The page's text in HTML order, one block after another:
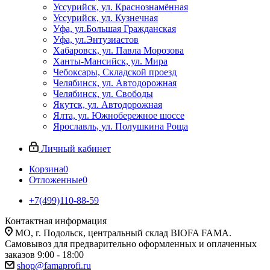
Уссурийск, ул. Краснознамённая
Уссурийск, ул. Кузнечная
Уфа, ул.Большая Гражданская
Уфа, ул.Энтузиастов
Хабаровск, ул. Павла Морозова
Ханты-Мансийск, ул. Мира
Чебоксары, Складской проезд
Челябинск, ул. Автодорожная
Челябинск, ул. Свободы
Якутск, ул. Автодорожная
Ялта, ул. Южнобережное шоссе
Ярославль, ул. Полушкина Роща
Личный кабинет
Корзина0
Отложенные0
+7(499)110-88-59
Контактная информация
МО, г. Подольск, центральный склад BIOFA FAMA.
Самовывоз для предварительно оформленных и оплаченных
заказов 9:00 - 18:00
shop@famaprofi.ru